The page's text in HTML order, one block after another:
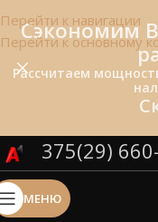
Перейти к навигации
Перейти к основному
Сэкономим
Рассчитаем
375(29)
МЕНЮ